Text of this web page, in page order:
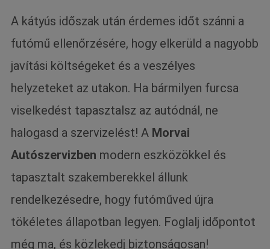
A kátyús időszak után érdemes időt szánni a
futómű ellenőrzésére, hogy elkerüld a nagyobb
javítási költségeket és a veszélyes
helyzeteket az utakon. Ha bármilyen furcsa
viselkedést tapasztalsz az autódnál, ne
halogasd a szervizelést! A Morvai
Autószervizben modern eszközökkel és
tapasztalt szakemberekkel állunk
rendelkezésedre, hogy futóműved újra
tökéletes állapotban legyen. Foglalj időpontot
még ma, és közlekedj biztonságosan!